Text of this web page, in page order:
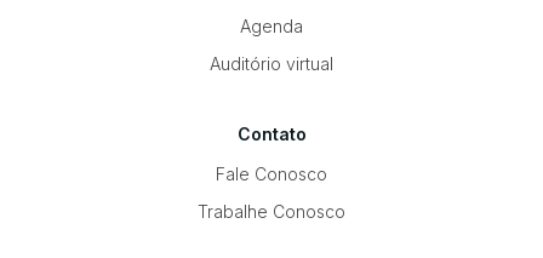
Agenda
Auditório virtual
Contato
Fale Conosco
Trabalhe Conosco